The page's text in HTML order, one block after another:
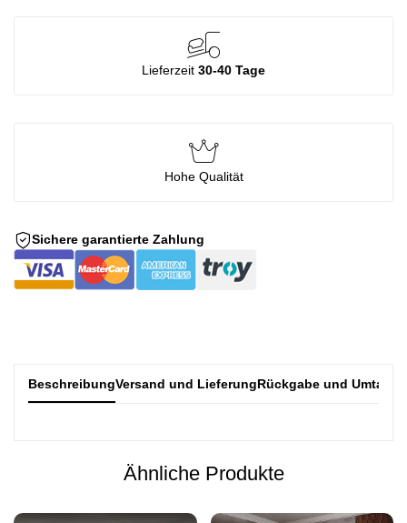
Lieferzeit 30-40 Tage
Hohe Qualität
Sichere garantierte Zahlung
BeschreibungVersand und LieferungRückgabe und
Ähnliche Produkte